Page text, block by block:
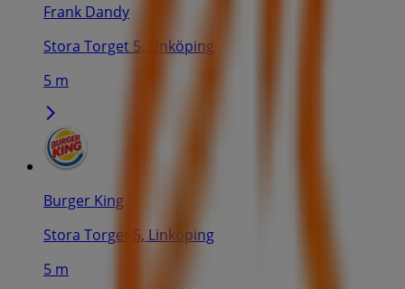
Frank Dandy
Stora Torget 5, Linköping
5 m
Burger King
Stora Torget 5, Linköping
5 m